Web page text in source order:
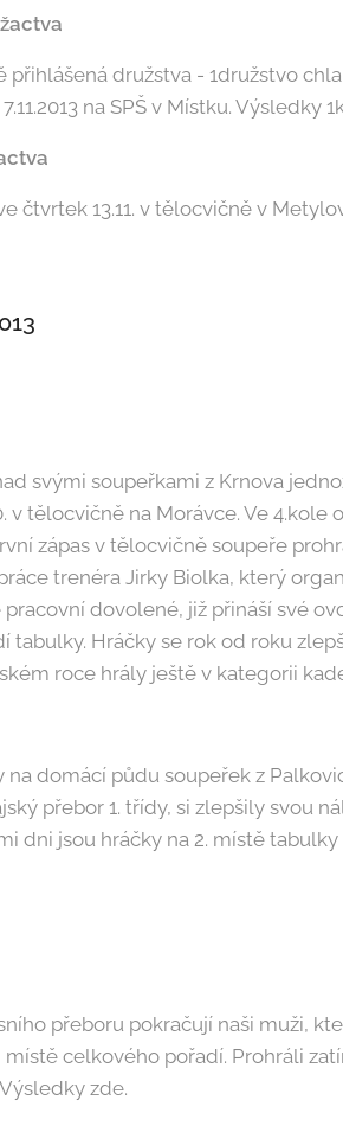
družstva - 1družstvo
na SPŠ v Místku. Výsledky
čtvrtek 13.11. v tělocvičně v
svými soupeřkami z Krnova
v tělocvičně na Morávce. Ve
zápas v tělocvičně soupeře
trenéra Jirky Biolka, který
dovolené, již přináší své
tabulky. Hráčky se rok od roku
roce hrály ještě v kategorii
na domácí půdu soupeřek z
přebor 1. třídy, si zlepšily svou
dni jsou hráčky na 2. místě
přeboru pokračují naši muži,
místě celkového pořadí. Prohráli
zde.